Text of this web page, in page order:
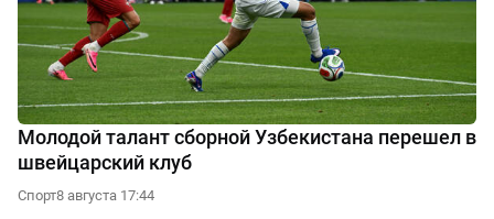
Молодой талант сборной Узбекистана перешел в
швейцарский клуб
Спорт8 августа 17:44